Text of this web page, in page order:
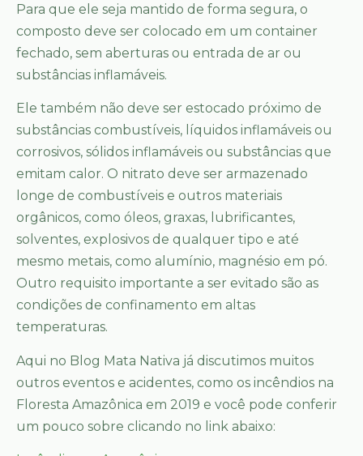
Para que ele seja mantido de forma segura, o
composto deve ser colocado em um container
fechado, sem aberturas ou entrada de ar ou
substâncias inflamáveis.
Ele também não deve ser estocado próximo de
substâncias combustíveis, líquidos inflamáveis ou
corrosivos, sólidos inflamáveis ou substâncias que
emitam calor. O nitrato deve ser armazenado
longe de combustíveis e outros materiais
orgânicos, como óleos, graxas, lubrificantes,
solventes, explosivos de qualquer tipo e até
mesmo metais, como alumínio, magnésio em pó.
Outro requisito importante a ser evitado são as
condições de confinamento em altas
temperaturas.
Aqui no Blog Mata Nativa já discutimos muitos
outros eventos e acidentes, como os incêndios na
Floresta Amazônica em 2019 e você pode conferir
um pouco sobre clicando no link abaixo: